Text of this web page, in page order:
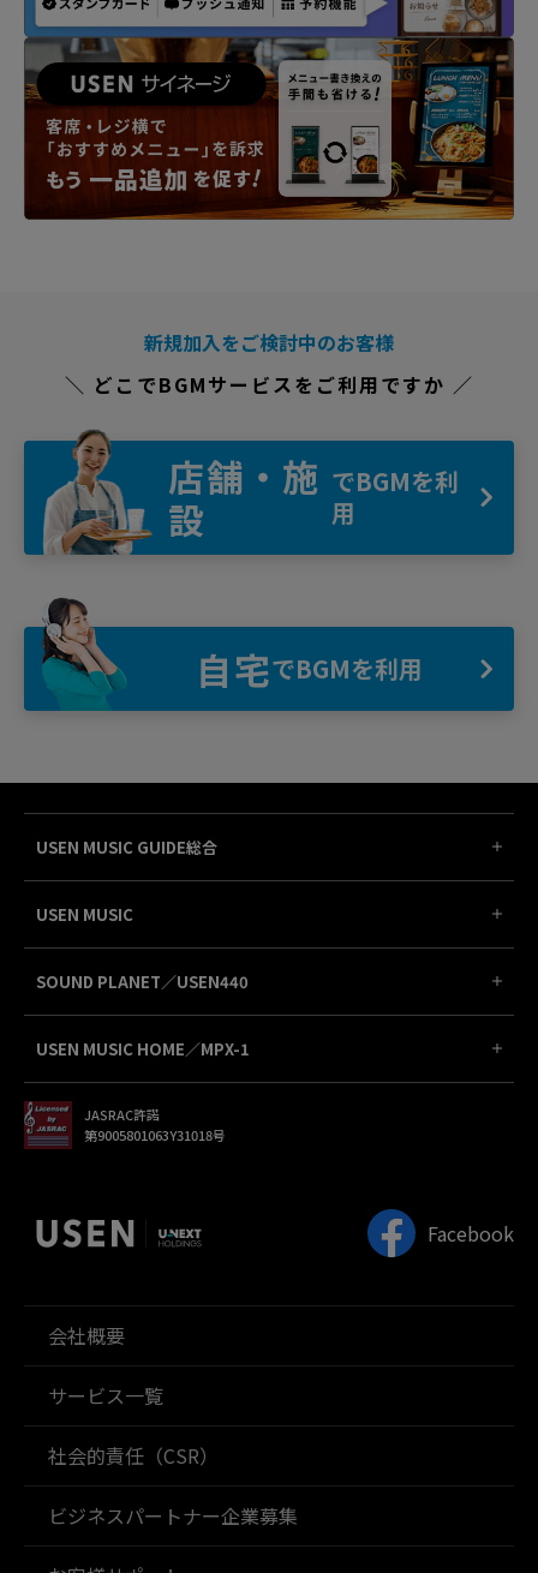
新規加入をご検討中のお客様
＼ どこでBGMサービスをご利用ですか ／
店舗・施
設
でBGMを利
用
自宅でBGMを利用
USEN MUSIC GUIDE総合
USEN MUSIC
SOUND PLANET／USEN440
USEN MUSIC HOME／MPX-1
JASRAC許諾
第9005801063Y31018号
Facebook
会社概要
サービス一覧
社会的責任（CSR）
ビジネスパートナー企業募集